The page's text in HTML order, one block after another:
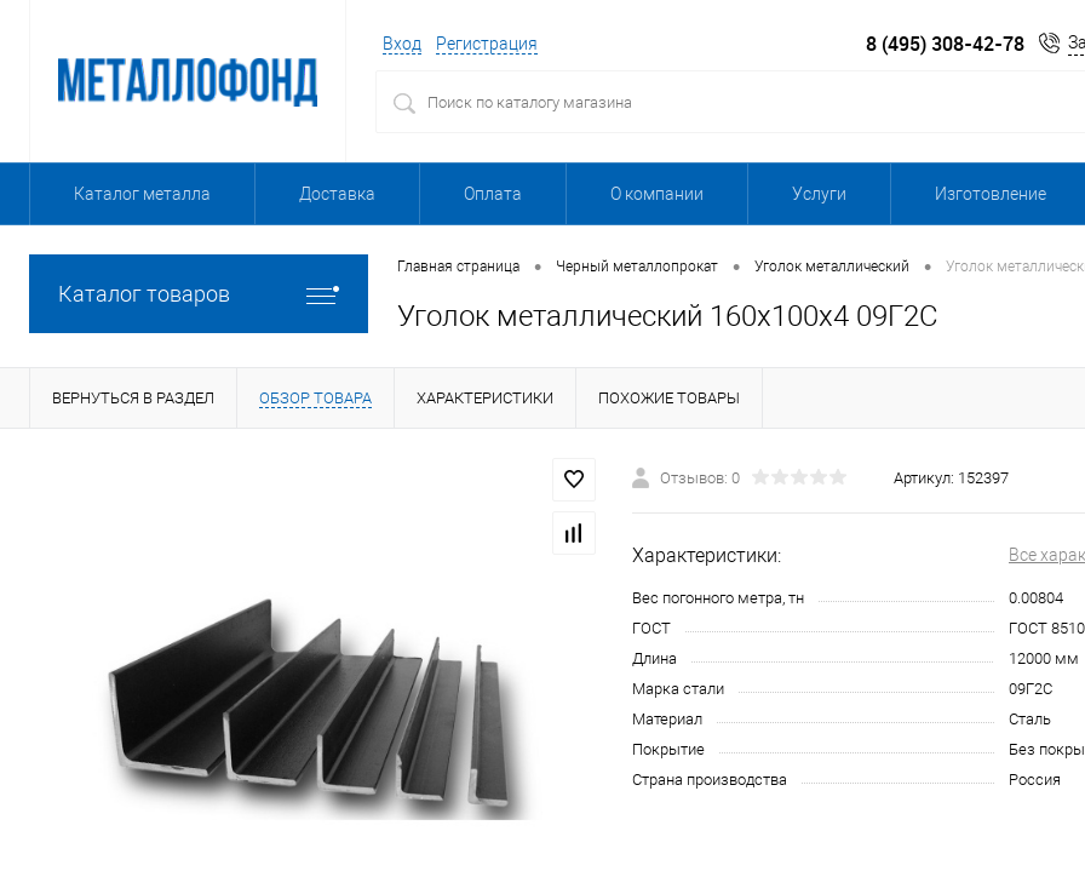
Вход Регистрация 8 (495) 308-42-78
Каталог металла Доставка Оплата О компании Услуги Изготовление
Каталог товаров
Главная страница • Черный металлопрокат • Уголок металлический • Уголок
Уголок металлический 160х100х4 09Г2С
ВЕРНУТЬСЯ В РАЗДЕЛ ОБЗОР ТОВАРА ХАРАКТЕРИСТИКИ ПОХОЖИЕ ТОВАРЫ
Отзывов: 0 Артикул: 152397
Характеристики: Все
Вес погонного метра, тн
0.00804
ГОСТ
ГОСТ
Длина
12000 мм
Марка стали
09Г2С
Материал
Сталь
Покрытие
Без
Страна производства
Россия